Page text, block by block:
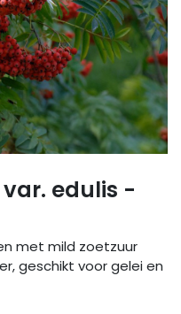
edulis -
met mild zoetzuur
geschikt voor gelei en